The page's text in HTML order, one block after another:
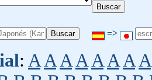
=>
: A A A A A A A A